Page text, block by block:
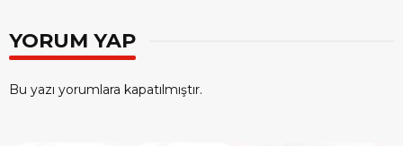
YORUM YAP
Bu yazı yorumlara kapatılmıştır.